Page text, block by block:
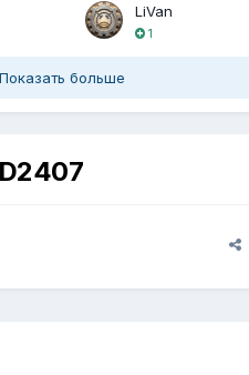
LiVan
1
Показать больше